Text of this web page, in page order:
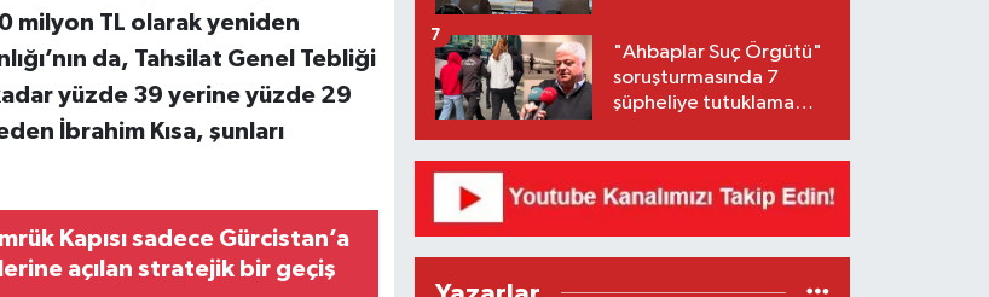
milyon TL olarak yeniden
da, Tahsilat Genel Tebliği
yüzde 39 yerine yüzde 29
İbrahim Kısa, şunları
Kapısı sadece Gürcistan’a
açılan stratejik bir geçiş
"Ahbaplar Suç Örgütü"
soruşturmasında 7
şüpheliye tutuklama
7